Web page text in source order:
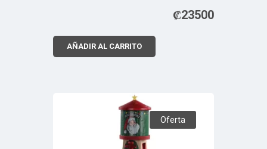
₡23500
AÑADIR AL CARRITO
Oferta